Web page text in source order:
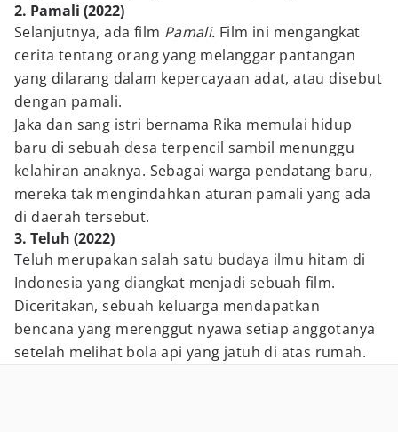
2. Pamali (2022)
Selanjutnya, ada film Pamali. Film ini mengangkat
cerita tentang orang yang melanggar pantangan
yang dilarang dalam kepercayaan adat, atau disebut
dengan pamali.
Jaka dan sang istri bernama Rika memulai hidup
baru di sebuah desa terpencil sambil menunggu
kelahiran anaknya. Sebagai warga pendatang baru,
mereka tak mengindahkan aturan pamali yang ada
di daerah tersebut.
3. Teluh (2022)
Teluh merupakan salah satu budaya ilmu hitam di
Indonesia yang diangkat menjadi sebuah film.
Diceritakan, sebuah keluarga mendapatkan
bencana yang merenggut nyawa setiap anggotanya
setelah melihat bola api yang jatuh di atas rumah.